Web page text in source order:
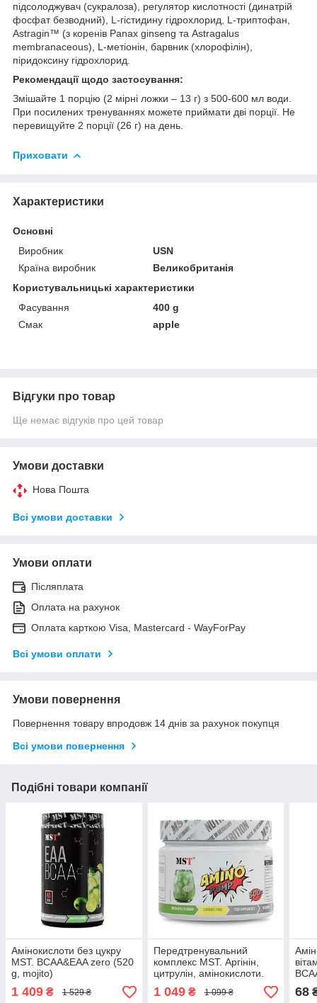
підсолоджувач (сукралоза), регулятор кислотності (динатрій
фосфат безводний), L-гістидину гідрохлорид, L-триптофан,
Astragin™ (з коренів Panax ginseng та Astragalus
membranaceous), L-метіонін, барвник (хлорофілін),
піридоксину гідрохлорид.
Рекомендації щодо застосування:
Змішайте 1 порцію (2 мірні ложки – 13 г) з 500-600 мл води.
При посилених тренуваннях можете приймати дві порції. Не
перевищуйте 2 порції (26 г) на день.
Приховати
Характеристики
Основні
Виробник
USN
Країна виробник
Великобританія
Користувальницькі характеристики
Фасування
400 g
Смак
apple
Відгуки про товар
Ще немає відгуків про цей товар
Умови доставки
Нова Пошта
Всі умови доставки
Умови оплати
Післяплата
Оплата на рахунок
Оплата карткою Visa, Mastercard - WayForPay
Всі умови оплати
Умови повернення
Повернення товару впродовж 14 днів за рахунок покупця
Всі умови повернення
Подібні товари компанії
Амінокислоти без цукру
MST. BCAA&EAA zero (520
g, mojito)
1 409 ₴ 1 529 ₴
Передтренувальний
комплекс MST. Аргінін,
цитрулін, амінокислоти.
Amino Pump (300 g, green
apple)
1 049₴ 1 099 ₴ 68